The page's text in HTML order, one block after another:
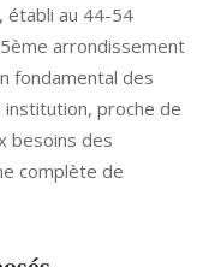
établi au 44-54
arrondissement
fondamental des
proche de
besoins des
complète de